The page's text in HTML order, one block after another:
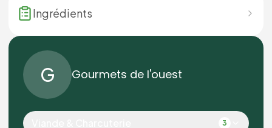
Ingrédients
G Gourmets de l'ouest
3